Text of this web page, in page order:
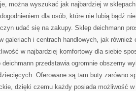
można wyszukać jak najbardziej w
dla osób, które nie lubią bądź
udać się na zakupy. Sklep deichmann
galeriach i centrach handlowych, jak
w najbardziej komfortowy dla siebie
przedstawia ogromnie obszerny
Oferowane są tam buty zarówno
dzięki czemu każdy posiada możliwość